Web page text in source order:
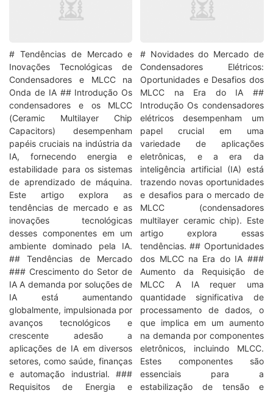
# Tendências de Mercado e
Inovações Tecnológicas de
Condensadores e MLCC na
Onda de IA ## Introdução Os
condensadores e os MLCC
(Ceramic Multilayer Chip
Capacitors) desempenham
papéis cruciais na indústria da
IA, fornecendo energia e
estabilidade para os sistemas
de aprendizado de máquina.
Este artigo explora as
tendências de mercado e as
inovações tecnológicas
desses componentes em um
ambiente dominado pela IA.
## Tendências de Mercado
### Crescimento do Setor de
IA A demanda por soluções de
IA está aumentando
globalmente, impulsionada por
avanços tecnológicos e
crescente adesão a
aplicações de IA em diversos
setores, como saúde, finanças
e automação industrial. ###
Requisitos de Energia e
# Novidades do Mercado de
Condensadores Elétricos:
Oportunidades e Desafios dos
MLCC na Era do IA ##
Introdução Os condensadores
elétricos desempenham um
papel crucial em uma
variedade de aplicações
eletrônicas, e a era da
inteligência artificial (IA) está
trazendo novas oportunidades
e desafios para o mercado de
MLCC (condensadores
multilayer ceramic chip). Este
artigo explora essas
tendências. ## Oportunidades
dos MLCC na Era do IA ###
Aumento da Requisição de
MLCC A IA requer uma
quantidade significativa de
processamento de dados, o
que implica em um aumento
na demanda por componentes
eletrônicos, incluindo MLCC.
Estes componentes são
essenciais para a
estabilização de tensão e